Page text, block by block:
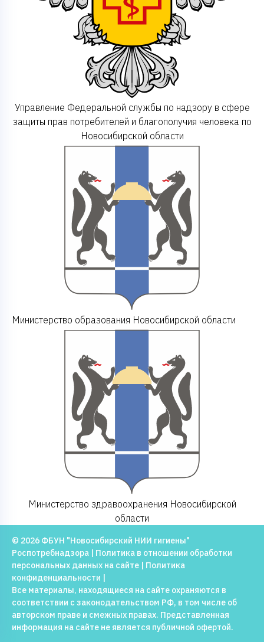
Управление Федеральной службы по надзору в сфере
защиты прав потребителей и благополучия человека по
Новосибирской области
Министерство образования Новосибирской области
Министерство здравоохранения Новосибирской
области
© 2026 ФБУН "Новосибирский НИИ гигиены"
Роспотребнадзора | Политика в отношении обработки
персональных данных на сайте
Политика
конфиденциальности
Все материалы, находящиеся на сайте охраняются в
соответствии с законодательством РФ, в том числе об
авторском праве и смежных правах. Представленная
информация на сайте не является публичной офертой.